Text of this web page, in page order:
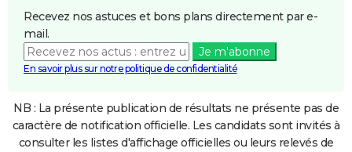
Recevez nos astuces et bons plans directement par e-
mail.
Je m'abonne
En savoir plus sur notre politique de confidentialité
NB : La présente publication de résultats ne présente pas de
caractère de notification officielle. Les candidats sont invités à
consulter les listes d'affichage officielles ou leurs relevés de